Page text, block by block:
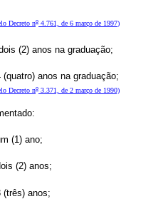
Decreto no 4.761, de 6 março de 1997)
dois (2) anos na graduação;
(quatro) anos na graduação;
Decreto no 3.371, de 2 março de 1990)
(1) ano;
(2) anos;
(três) anos;